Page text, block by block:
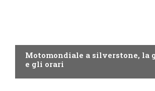
Motomondiale a silverstone, la
e gli orari